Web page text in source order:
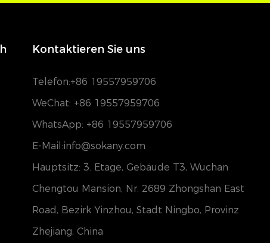
Kontaktieren Sie uns
Telefon:+86 19557959706
WeChat: +86 19557959706
WhatsApp: +86 19557959706
E-Mail:info@sokany.com
Hauptsitz: 3. Etage, Gebäude T3, Wuchan
Chengtou Mansion, Nr. 2689 Zhongshan East
Road, Bezirk Yinzhou, Stadt Ningbo, Provinz
Zhejiang, China